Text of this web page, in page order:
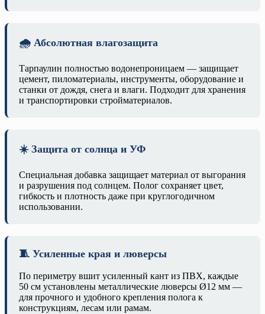
🌧️ Абсолютная влагозащита
Тарпаулин полностью водонепроницаем — защищает
цемент, пиломатериалы, инструменты, оборудование и
станки от дождя, снега и влаги. Подходит для хранения
и транспортировки стройматериалов.
☀️ Защита от солнца и УФ
Специальная добавка защищает материал от выгорания
и разрушения под солнцем. Полог сохраняет цвет,
гибкость и плотность даже при круглогодичном
использовании.
🧵 Усиленные края и люверсы
По периметру вшит усиленный кант из ПВХ, каждые
50 см установлены металлические люверсы Ø12 мм —
для прочного и удобного крепления полога к
конструкциям, лесам или рамам.